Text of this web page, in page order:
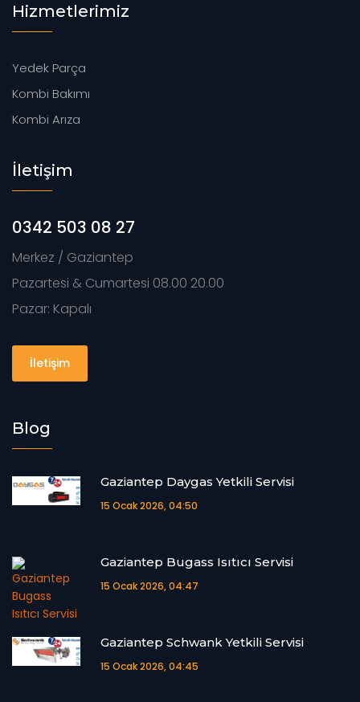
Hizmetlerimiz
Yedek Parça
Kombi Bakımı
Kombi Arıza
İletişim
0342 503 08 27
Merkez / Gaziantep
Pazartesi & Cumartesi 08.00 20.00
Pazar: Kapalı
İletişim
Blog
Gaziantep Daygas Yetkili Servisi
15 Ocak 2026, 04:50
Gaziantep Bugass Isıtıcı Servisi
15 Ocak 2026, 04:47
Gaziantep Schwank Yetkili Servisi
15 Ocak 2026, 04:45